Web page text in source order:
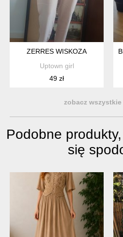
ZERRES WISKOZA
Uptown girl
49 zł
zobacz
Podobne
się